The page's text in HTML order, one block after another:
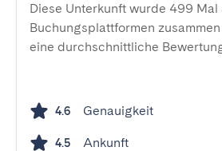
Diese Unterkunft wurde 499 Mal
Buchungsplattformen
eine durchschnittliche
4.6 Genauigkeit
4.5 Ankunft